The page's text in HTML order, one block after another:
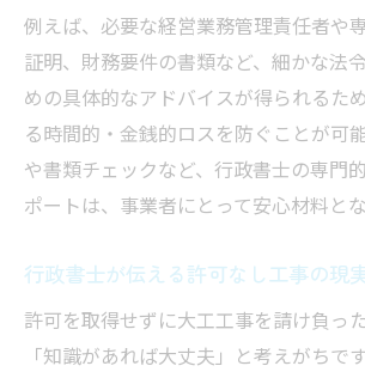
例えば、必要な経営業務管理責任者や
証明、財務要件の書類など、細かな法
めの具体的なアドバイスが得られるた
る時間的・金銭的ロスを防ぐことが可
や書類チェックなど、行政書士の専門
ポートは、事業者にとって安心材料とな
行政書士が伝える許可なし工事の現
許可を取得せずに大工工事を請け負っ
「知識があれば大丈夫」と考えがちで